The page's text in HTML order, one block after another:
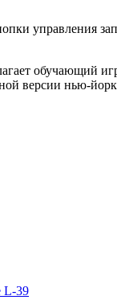
управления
обучающий
версии нью-
L-39